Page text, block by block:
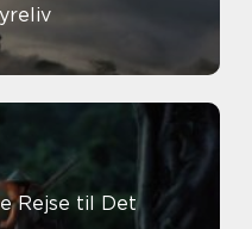
Rejse til Det